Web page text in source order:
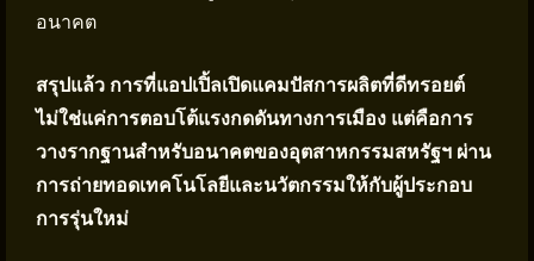
อนาคต
สรุปแล้ว การที่แอปเปิ้ลเปิดแคมปัสการผลิตที่ดีทรอยต์
ไม่ใช่แค่การตอบโต้แรงกดดันทางการเมือง แต่คือการ
วางรากฐานสำหรับอนาคตของอุตสาหกรรมสหรัฐฯ ผ่าน
การถ่ายทอดเทคโนโลยีและนวัตกรรมให้กับผู้ประกอบ
การรุ่นใหม่